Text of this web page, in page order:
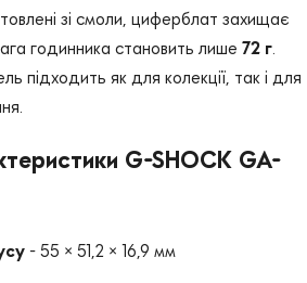
зі смоли, циферблат захищає
годинника становить лише 72 г
підходить як для колекції, так і для
G-SHOCK GA-
- 55 × 51,2 × 16,9 мм